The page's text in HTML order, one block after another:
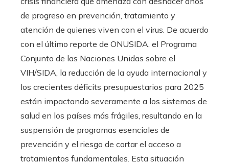
de progreso en prevención, tratamiento y
atención de quienes viven con el virus. De acuerdo
con el último reporte de ONUSIDA, el Programa
Conjunto de las Naciones Unidas sobre el
VIH/SIDA, la reducción de la ayuda internacional y
los crecientes déficits presupuestarios para 2025
están impactando severamente a los sistemas de
salud en los países más frágiles, resultando en la
suspensión de programas esenciales de
prevención y el riesgo de cortar el acceso a
tratamientos fundamentales. Esta situación